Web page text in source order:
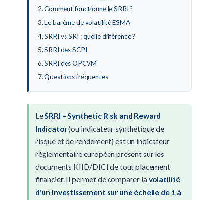
Comment fonctionne le SRRI ?
Le barème de volatilité ESMA
SRRI vs SRI : quelle différence ?
SRRI des SCPI
SRRI des OPCVM
Questions fréquentes
LeSRRI – Synthetic Risk and Reward
Indicator(ou indicateur synthétique de
risque et de rendement) est un indicateur
réglementaire européen présent sur les
documents KIID/DICI de tout placement
financier. Il permet de comparer la volatilité
d'un investissement sur une échelle de 1 à